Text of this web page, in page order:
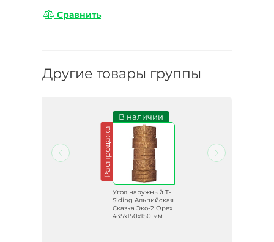
Сравнить
Другие товары группы
Распродажа
В наличии
Угол наружный T-
Siding Альпийская
Сказка Эко-2 Орех
435х150х150 мм